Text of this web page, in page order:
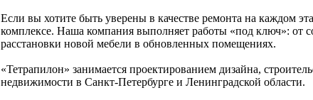
Если вы хотите быть уверены в качестве ремонта на каждом
комплексе. Наша компания выполняет работы «под ключ»: от
расстановки новой мебели в обновленных помещениях.
«Тетрапилон» занимается проектированием дизайна,
недвижимости в Санкт-Петербурге и Ленинградской области.